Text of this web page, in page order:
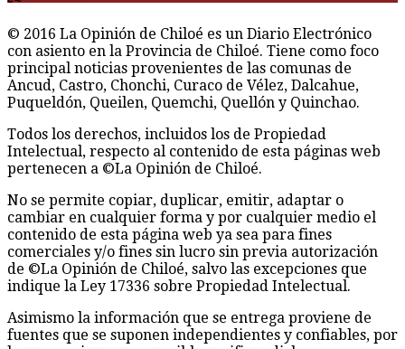
© 2016 La Opinión de Chiloé es un Diario Electrónico
con asiento en la Provincia de Chiloé. Tiene como foco
principal noticias provenientes de las comunas de
Ancud, Castro, Chonchi, Curaco de Vélez, Dalcahue,
Puqueldón, Queilen, Quemchi, Quellón y Quinchao.
Todos los derechos, incluidos los de Propiedad
Intelectual, respecto al contenido de esta páginas web
pertenecen a ©La Opinión de Chiloé.
No se permite copiar, duplicar, emitir, adaptar o
cambiar en cualquier forma y por cualquier medio el
contenido de esta página web ya sea para fines
comerciales y/o fines sin lucro sin previa autorización
de ©La Opinión de Chiloé, salvo las excepciones que
indique la Ley 17336 sobre Propiedad Intelectual.
Asimismo la información que se entrega proviene de
fuentes que se suponen independientes y confiables, por